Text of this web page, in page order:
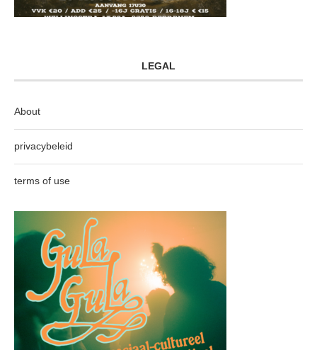
LEGAL
About
privacybeleid
terms of use